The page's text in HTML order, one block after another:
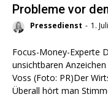
Probleme vor
Pressedienst - 1.
Focus-Money-Experte
unsichtbaren Anzeichen
Voss (Foto: PR)Der
Überall hört man